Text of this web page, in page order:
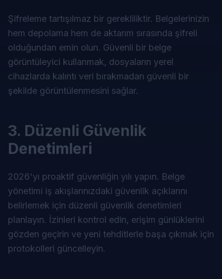
Şifreleme tartışılmaz bir gerekliliktir. Belgelerinizin
hem depolama hem de aktarım sırasında şifreli
olduğundan emin olun. Güvenli bir belge
görüntüleyici kullanmak, dosyaların yerel
cihazlarda kalıntı veri bırakmadan güvenli bir
şekilde görüntülenmesini sağlar.
3. Düzenli Güvenlik
Denetimleri
2026'yı proaktif güvenliğin yılı yapın. Belge
yönetimi iş akışlarınızdaki güvenlik açıklarını
belirlemek için düzenli güvenlik denetimleri
planlayın. İzinleri kontrol edin, erişim günlüklerini
gözden geçirin ve yeni tehditlerle başa çıkmak için
protokolleri güncelleyin.